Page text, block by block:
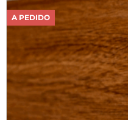
A PEDIDO